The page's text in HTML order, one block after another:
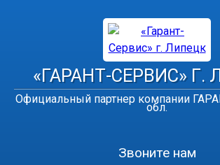
«ГАРАНТ-СЕРВИС» Г.
Официальный партнер компании
обл.
Звоните нам